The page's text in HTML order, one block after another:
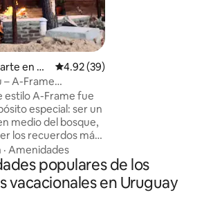
en Pu
Calificación promedio: 4.92 de
4.92 (39)
– A-Frame
estilo A-Frame fue
especial: ser un
medio del bosque,
los recuerdos más
cabaña de madera y
admiración y
· Amenidades
populares de los
vacacionales en Uruguay